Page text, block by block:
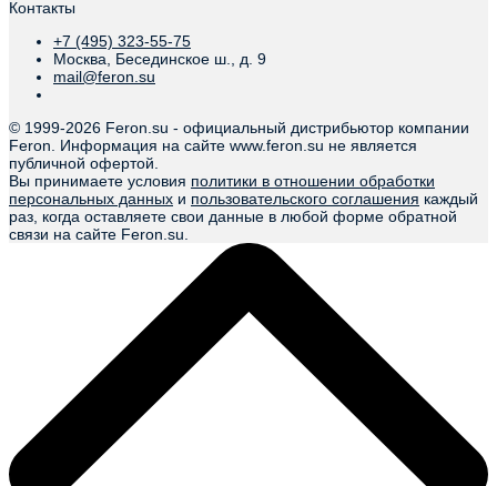
Контакты
+7 (495) 323-55-75
Москва, Бесединское ш., д. 9
mail@feron.su
© 1999-2026 Feron.su - официальный дистрибьютор компании
Feron. Информация на сайте www.feron.su не является
публичной офертой.
Вы принимаете условия политики в отношении обработки
персональных данных и пользовательского соглашения каждый
раз, когда оставляете свои данные в любой форме обратной
связи на сайте Feron.su.